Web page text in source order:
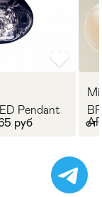
Pendant
руб от